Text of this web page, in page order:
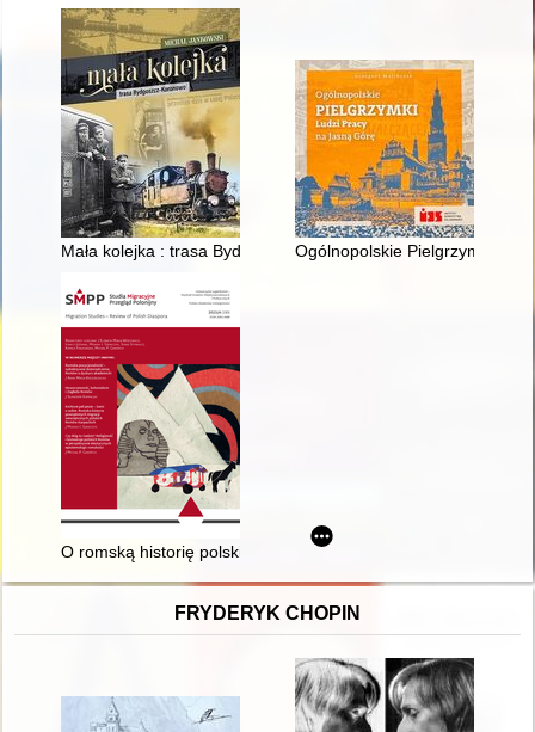
Mała kolejka : trasa Bydgoszcz-KoronowoOgólnopolskie Pielgrzymki
O romską historię polskich metropolii : szkice etnograficzne z
FRYDERYK CHOPIN